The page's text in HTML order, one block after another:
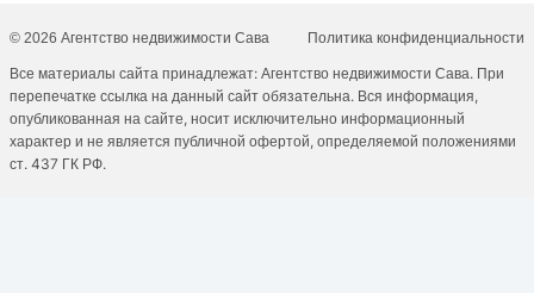
© 2026 Агентство недвижимости Сава Политика конфиденциальности
Все материалы сайта принадлежат: Агентство недвижимости Сава. При
перепечатке ссылка на данный сайт обязательна. Вся информация,
опубликованная на сайте, носит исключительно информационный
характер и не является публичной офертой, определяемой положениями
ст. 437 ГК РФ.